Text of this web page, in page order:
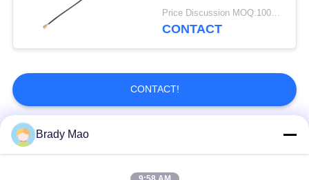
Antenne de TVHD
NFC/RFID pour le
lecteur
Price Discussion MOQ:100PCS
CONTACT
CONTACT!
Catégories populaires
Brady Mao